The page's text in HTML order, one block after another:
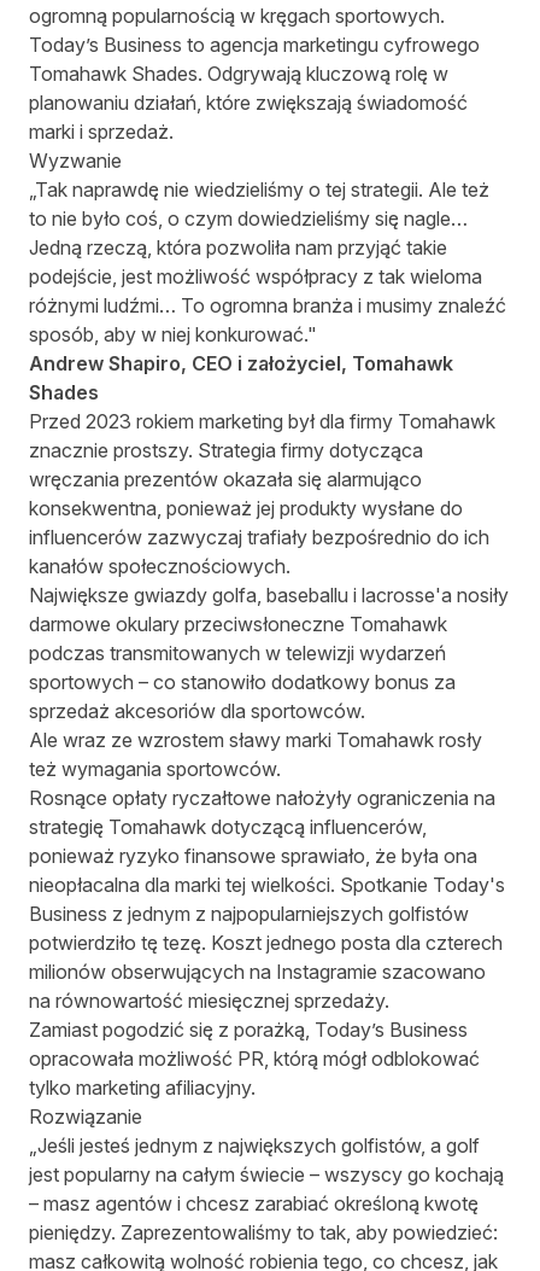
ogromną popularnością w kręgach sportowych.
Today’s Business to agencja marketingu cyfrowego
Tomahawk Shades. Odgrywają kluczową rolę w
planowaniu działań, które zwiększają świadomość
marki i sprzedaż.
Wyzwanie
„Tak naprawdę nie wiedzieliśmy o tej strategii. Ale też
to nie było coś, o czym dowiedzieliśmy się nagle…
Jedną rzeczą, która pozwoliła nam przyjąć takie
podejście, jest możliwość współpracy z tak wieloma
różnymi ludźmi… To ogromna branża i musimy znaleźć
sposób, aby w niej konkurować."
Andrew Shapiro, CEO i założyciel, Tomahawk
Shades
Przed 2023 rokiem marketing był dla firmy Tomahawk
znacznie prostszy. Strategia firmy dotycząca
wręczania prezentów okazała się alarmująco
konsekwentna, ponieważ jej produkty wysłane do
influencerów zazwyczaj trafiały bezpośrednio do ich
kanałów społecznościowych.
Największe gwiazdy golfa, baseballu i lacrosse'a nosiły
darmowe okulary przeciwsłoneczne Tomahawk
podczas transmitowanych w telewizji wydarzeń
sportowych – co stanowiło dodatkowy bonus za
sprzedaż akcesoriów dla sportowców.
Ale wraz ze wzrostem sławy marki Tomahawk rosły
też wymagania sportowców.
Rosnące opłaty ryczałtowe nałożyły ograniczenia na
strategię Tomahawk dotyczącą influencerów,
ponieważ ryzyko finansowe sprawiało, że była ona
nieopłacalna dla marki tej wielkości. Spotkanie Today's
Business z jednym z najpopularniejszych golfistów
potwierdziło tę tezę. Koszt jednego posta dla czterech
milionów obserwujących na Instagramie szacowano
na równowartość miesięcznej sprzedaży.
Zamiast pogodzić się z porażką, Today’s Business
opracowała możliwość PR, którą mógł odblokować
tylko marketing afiliacyjny.
Rozwiązanie
„Jeśli jesteś jednym z największych golfistów, a golf
jest popularny na całym świecie – wszyscy go kochają
– masz agentów i chcesz zarabiać określoną kwotę
pieniędzy. Zaprezentowaliśmy to tak, aby powiedzieć:
masz całkowitą wolność robienia tego, co chcesz, jak